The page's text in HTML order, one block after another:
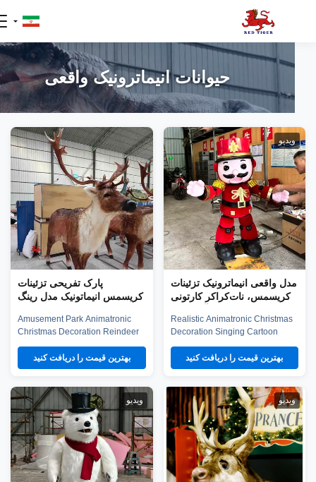
حیوانات انیماترونیک واقعی
ویدیو
واقعی انیماترونیک تزئینات
کریسمس، نات‌کراکر کارتونی
Realistic Animatronic Christmas
Decoration Singing Cartoon
description Our animatronic
models adopt high density
durable motors and elastic fiber
silicone skin. Waterproof,
resistant to high temperatures
and strong winds, and
uvioresistant. A ...
بهترین قیمت را دریافت کنید
پارک تفریحی تزئینات
کریسمس انیماتونیک مدل رینگ
Amusement Park Animatronic
Christmas Decoration Reindeer
description Our animatronic
animals adopt high density
durable motors and elastic fiber
silicone skin. Waterproof,
resistant to high temperatures
and strong winds, and
uvioresistant. A ...
بهترین قیمت را دریافت کنید
ویدیو